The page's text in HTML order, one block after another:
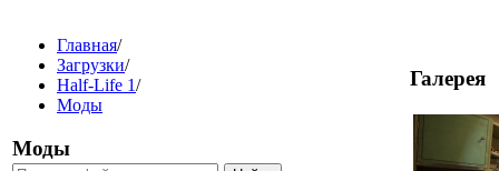
Главная/
Загрузки/
Half-Life 1/
Моды
Моды
Галерея